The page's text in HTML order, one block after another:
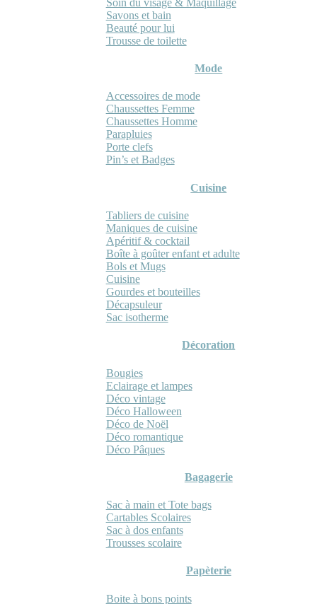
Soin du visage & Maquillage
Savons et bain
Beauté pour lui
Trousse de toilette
Mode
Accessoires de mode
Chaussettes Femme
Chaussettes Homme
Parapluies
Porte clefs
Pin’s et Badges
Cuisine
Tabliers de cuisine
Maniques de cuisine
Apéritif & cocktail
Boîte à goûter enfant et adulte
Bols et Mugs
Cuisine
Gourdes et bouteilles
Décapsuleur
Sac isotherme
Décoration
Bougies
Eclairage et lampes
Déco vintage
Déco Halloween
Déco de Noël
Déco romantique
Déco Pâques
Bagagerie
Sac à main et Tote bags
Cartables Scolaires
Sac à dos enfants
Trousses scolaire
Papèterie
Boite à bons points